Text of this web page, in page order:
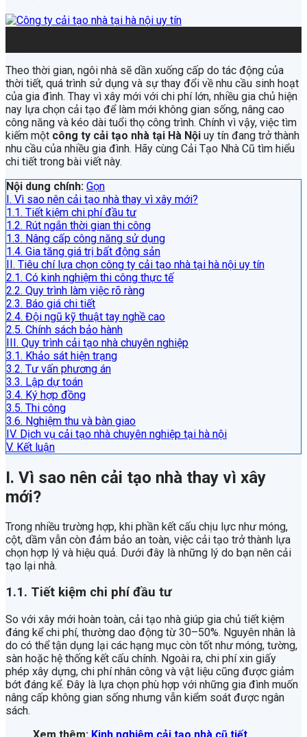
Theo thời gian, ngôi nhà sẽ dần xuống cấp do tác động của
thời tiết, quá trình sử dụng và sự thay đổi về nhu cầu sinh hoạt
của gia đình. Thay vì xây mới với chi phí lớn, nhiều gia chủ hiện
nay lựa chọn cải tạo để làm mới không gian sống, nâng cao
công năng và kéo dài tuổi thọ công trình. Chính vì vậy, việc tìm
kiếm một công ty cải tạo nhà tại Hà Nội uy tín đang trở thành
nhu cầu của nhiều gia đình. Hãy cùng Cải Tạo Nhà Cũ tìm hiểu
chi tiết trong bài viết này.
Nội dung chính: Gọn
I. Vì sao nên cải tạo nhà thay vì xây mới?
1.1. Tiết kiệm chi phí đầu tư
1.2. Rút ngắn thời gian thi công
1.3. Nâng cấp công năng sử dụng
1.4. Gia tăng giá trị bất động sản
II. Tiêu chí lựa chọn công ty cải tạo nhà tại hà nội uy tín
2.1. Có kinh nghiệm thi công thực tế
2.2. Quy trình làm việc rõ ràng
2.3. Báo giá chi tiết
2.4. Đội ngũ kỹ thuật tay nghề cao
2.5. Chính sách bảo hành
III. Quy trình cải tạo nhà chuyên nghiệp
3.1. Khảo sát hiện trạng
3.2. Tư vấn phương án
3.3. Lập dự toán
3.4. Ký hợp đồng
3.5. Thi công
3.6. Nghiệm thu và bàn giao
IV. Dịch vụ cải tạo nhà chuyên nghiệp tại hà nội
V. Kết luận
I. Vì sao nên cải tạo nhà thay vì xây
mới?
Trong nhiều trường hợp, khi phần kết cấu chịu lực như móng,
cột, dầm vẫn còn đảm bảo an toàn, việc cải tạo trở thành lựa
chọn hợp lý và hiệu quả. Dưới đây là những lý do bạn nên cải
tạo lại nhà.
1.1. Tiết kiệm chi phí đầu tư
So với xây mới hoàn toàn, cải tạo nhà giúp gia chủ tiết kiệm
đáng kể chi phí, thường dao động từ 30–50%. Nguyên nhân là
do có thể tận dụng lại các hạng mục còn tốt như móng, tường,
sàn hoặc hệ thống kết cấu chính. Ngoài ra, chi phí xin giấy
phép xây dựng, chi phí nhân công và vật liệu cũng được giảm
bớt đáng kể. Đây là lựa chọn phù hợp với những gia đình muốn
nâng cấp không gian sống nhưng vẫn kiểm soát được ngân
sách.